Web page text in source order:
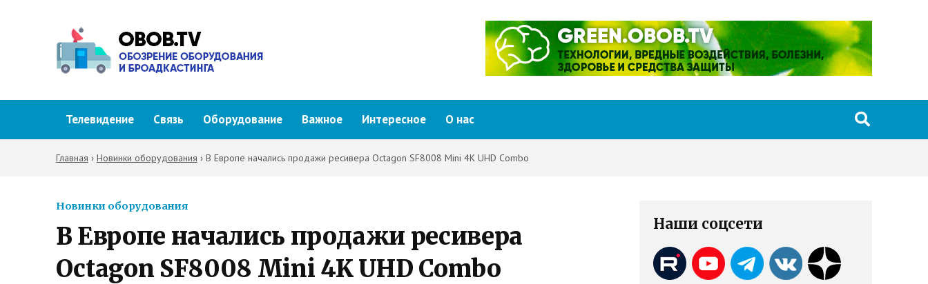
Телевидение Связь Оборудование Важное Интересное О нас
Главная › Новинки оборудования › В Европе начались продажи ресивера Octagon SF8008 Mini 4K UHD Combo
Новинки оборудования
В Европе начались продажи ресивера
Octagon SF8008 Mini 4K UHD Combo
Наши соцсети